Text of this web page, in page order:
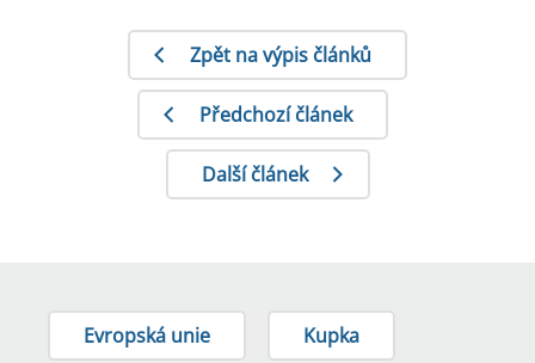
Zpět na výpis článků
Předchozí článek
Další článek
Evropská unie Kupka